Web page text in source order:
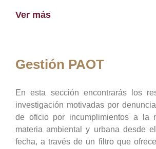
Ver más
Gestión PAOT
En esta sección encontrarás los
investigación motivadas por
de oficio por incumplimientos a la
materia ambiental y urbana desde
fecha, a través de un filtro que